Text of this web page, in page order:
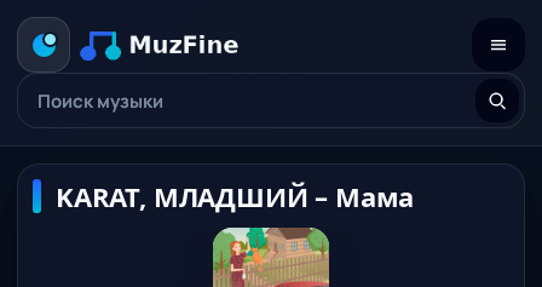
KARAT, МЛАДШИЙ – Мама